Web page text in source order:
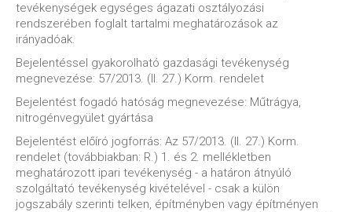
tevékenységek egységes ágazati osztályozási
rendszerében foglalt tartalmi meghatározások az
irányadóak.
Bejelentéssel gyakorolható gazdasági tevékenység
megnevezése: 57/2013. (II. 27.) Korm. rendelet
Bejelentést fogadó hatóság megnevezése: Műtrágya,
nitrogénvegyület gyártása
Bejelentést előíró jogforrás: Az 57/2013. (II. 27.) Korm.
rendelet (továbbiakban: R.) 1. és 2. mellékletben
meghatározott ipari tevékenység - a határon átnyúló
szolgáltató tevékenység kivételével - csak a külön
jogszabály szerinti telken, építményben vagy építményen